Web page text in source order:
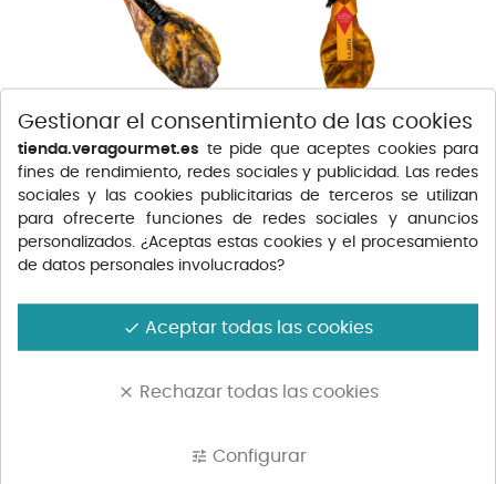
COVAP PALETA DE
Precio
190,95 €
LA JOYA PALETA DE
BELLOTA...
Gestionar el consentimiento de las cookies
tienda.veragourmet.es te pide que aceptes cookies para
fines de rendimiento, redes sociales y publicidad. Las redes
sociales y las cookies publicitarias de terceros se utilizan
para ofrecerte funciones de redes sociales y anuncios
personalizados. ¿Aceptas estas cookies y el procesamiento
de datos personales involucrados?
done Aceptar todas las cookies
clear Rechazar todas las cookies
tune Configurar